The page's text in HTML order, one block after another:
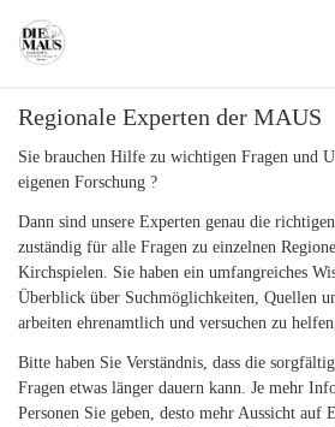
main
Regionale Experten der MAUS
Sie brauchen Hilfe zu wichtigen Fragen und
eigenen Forschung ?
Dann sind unsere Experten genau die
zuständig für alle Fragen zu einzelnen
Kirchspielen. Sie haben ein umfangreiches
Überblick über Suchmöglichkeiten, Quellen
arbeiten ehrenamtlich und versuchen zu
Bitte haben Sie Verständnis, dass die
Fragen etwas länger dauern kann. Je mehr
Personen Sie geben, desto mehr Aussicht auf